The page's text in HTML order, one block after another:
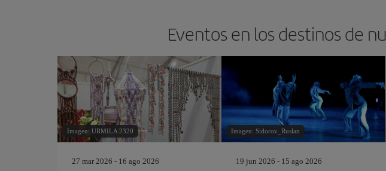
Eventos en los destinos de
Imagen: URMILA 2320
27 mar 2026 - 16 ago 2026
Imagen: Sidorov_Ruslan
19 jun 2026 - 15 ago 2026